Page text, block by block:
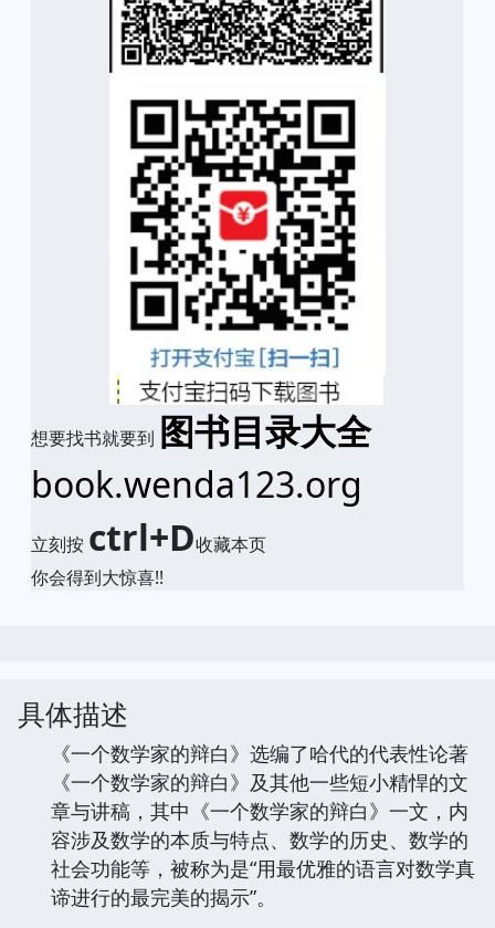
想要找书就要到 图书目录大全
book.wenda123.org
立刻按 ctrl+D收藏本页
你会得到大惊喜!!
具体描述
《一个数学家的辩白》选编了哈代的代表性论著
《一个数学家的辩白》及其他一些短小精悍的文
章与讲稿，其中《一个数学家的辩白》一文，内
容涉及数学的本质与特点、数学的历史、数学的
社会功能等，被称为是“用最优雅的语言对数学真
谛进行的最完美的揭示”。